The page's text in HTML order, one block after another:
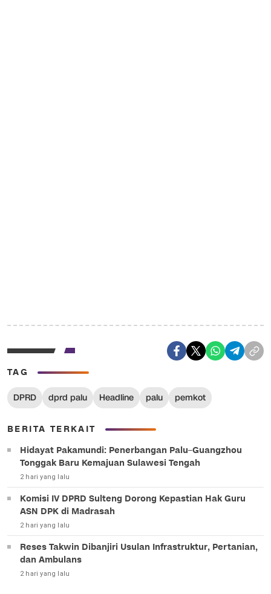
TAG
DPRD dprd palu Headline palu pemkot
BERITA TERKAIT
Hidayat Pakamundi: Penerbangan Palu–Guangzhou
Tonggak Baru Kemajuan Sulawesi Tengah
2 hari yang lalu
Komisi IV DPRD Sulteng Dorong Kepastian Hak Guru
ASN DPK di Madrasah
2 hari yang lalu
Reses Takwin Dibanjiri Usulan Infrastruktur, Pertanian,
dan Ambulans
2 hari yang lalu